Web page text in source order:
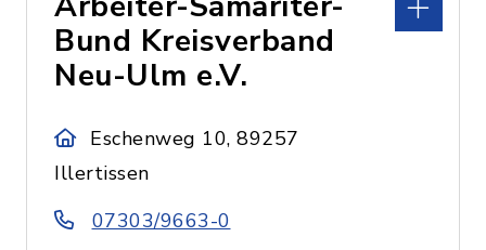
Bund Kreisverband
Neu-Ulm e.V.
Eschenweg 10, 89257
Illertissen
07303/9663-0